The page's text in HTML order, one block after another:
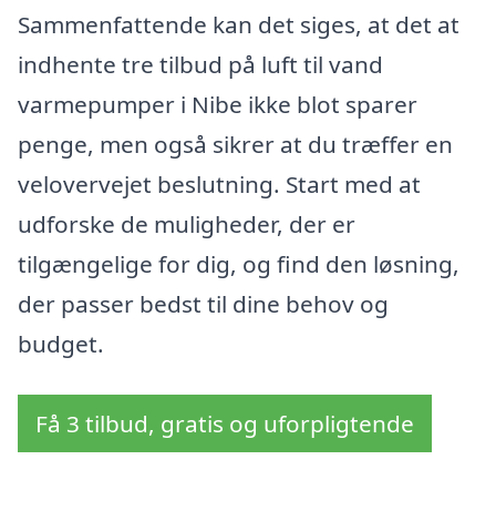
Sammenfattende kan det siges, at det at
indhente tre tilbud på luft til vand
varmepumper i Nibe ikke blot sparer
penge, men også sikrer at du træffer en
velovervejet beslutning. Start med at
udforske de muligheder, der er
tilgængelige for dig, og find den løsning,
der passer bedst til dine behov og
budget.
Få 3 tilbud, gratis og uforpligtende